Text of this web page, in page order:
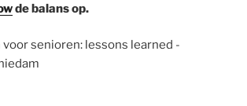
de balans op.